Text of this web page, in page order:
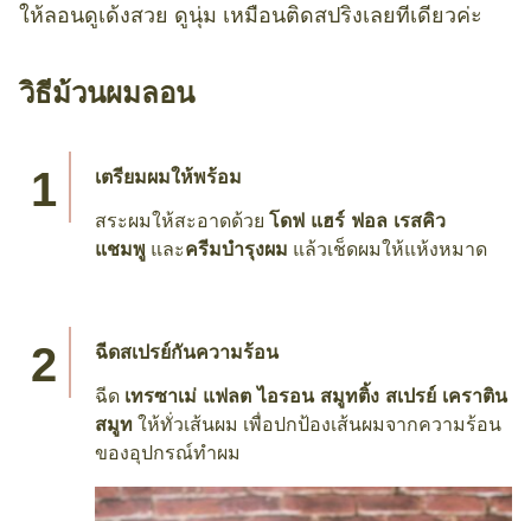
ให้ลอนดูเด้งสวย ดูนุ่ม เหมือนติดสปริงเลยทีเดียวค่ะ
วิธีม้วนผมลอน
เตรียมผมให้พร้อม
สระผมให้สะอาดด้วย โดฟ แฮร์ ฟอล เรสคิว
แชมพู และครีมบำรุงผม แล้วเช็ดผมให้แห้งหมาด